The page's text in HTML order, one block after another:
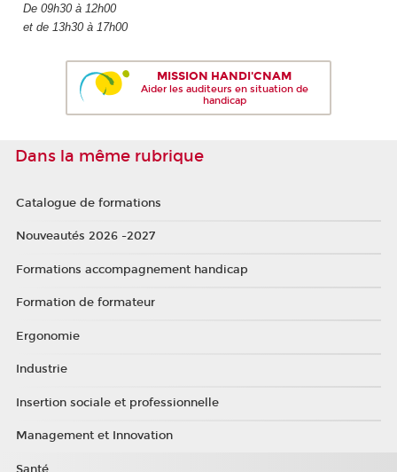
De 09h30 à 12h00
et de 13h30 à 17h00
MISSION HANDI'CNAM
Aider les auditeurs en situation de
handicap
Dans la même rubrique
Catalogue de formations
Nouveautés 2026 -2027
Formations accompagnement handicap
Formation de formateur
Ergonomie
Industrie
Insertion sociale et professionnelle
Management et Innovation
Santé